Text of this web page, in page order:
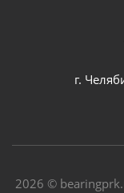
г.
2026 ©